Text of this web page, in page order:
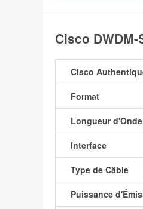
Cisco
Cisco
Format
Longueur d'Onde
Interface
Type de Câble
Puissance